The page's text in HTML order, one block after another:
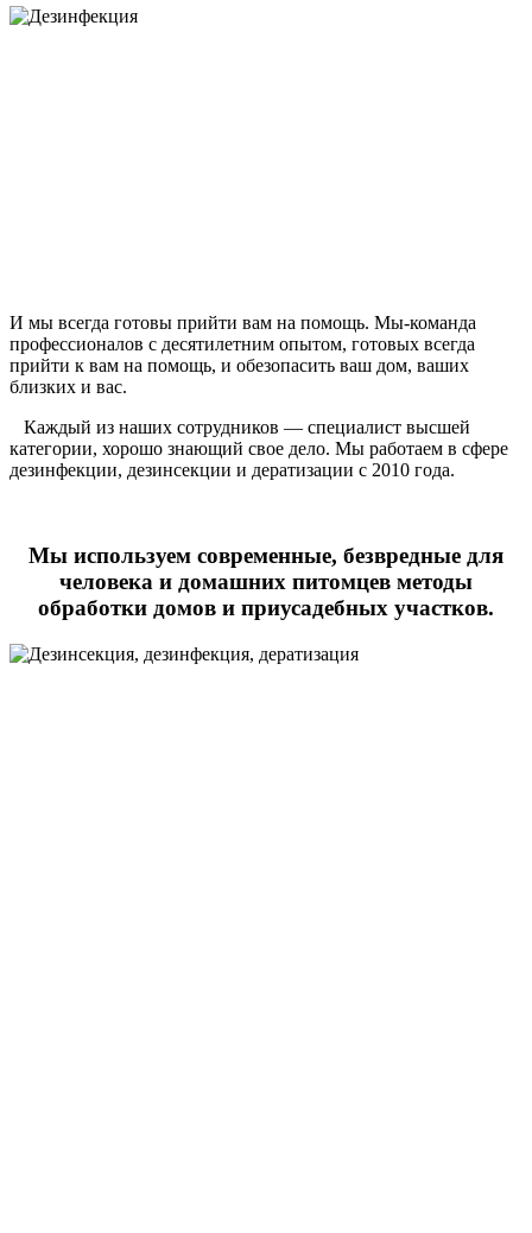
И мы всегда готовы прийти вам на помощь. Мы-команда
профессионалов с десятилетним опытом, готовых всегда
прийти к вам на помощь, и обезопасить ваш дом, ваших
близких и вас.
Каждый из наших сотрудников — специалист высшей
категории, хорошо знающий свое дело. Мы работаем в сфере
дезинфекции, дезинсекции и дератизации с 2010 года.
Мы используем современные, безвредные для
человека и домашних питомцев методы
обработки домов и приусадебных участков.